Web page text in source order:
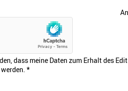
dass meine Daten zum Erhalt des
*